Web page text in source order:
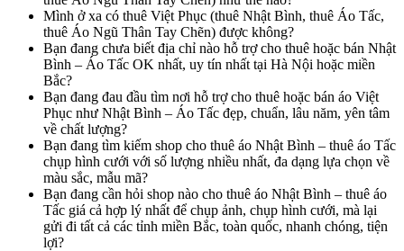
Mình ở xa có thuê Việt Phục (thuê Nhật Bình, thuê Áo Tấc,
thuê Áo Ngũ Thân Tay Chẽn) được không?
Bạn đang chưa biết địa chỉ nào hỗ trợ cho thuê hoặc bán Nhật
Bình – Áo Tấc OK nhất, uy tín nhất tại Hà Nội hoặc miền
Bắc?
Bạn đang đau đầu tìm nơi hỗ trợ cho thuê hoặc bán áo Việt
Phục như Nhật Bình – Áo Tấc đẹp, chuẩn, lâu năm, yên tâm
về chất lượng?
Bạn đang tìm kiếm shop cho thuê áo Nhật Bình – thuê áo Tấc
chụp hình cưới với số lượng nhiều nhất, đa dạng lựa chọn về
màu sắc, mẫu mã?
Bạn đang cần hỏi shop nào cho thuê áo Nhật Bình – thuê áo
Tấc giá cả hợp lý nhất để chụp ảnh, chụp hình cưới, mà lại
gửi đi tất cả các tỉnh miền Bắc, toàn quốc, nhanh chóng, tiện
lợi?